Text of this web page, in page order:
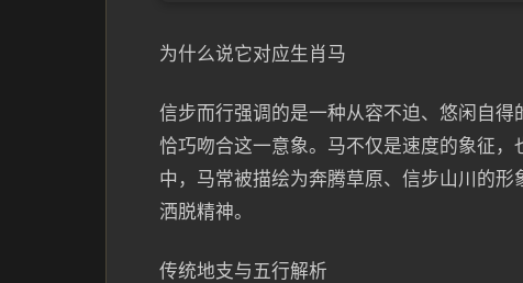
为什么说它对应生肖马
信步而行强调的是一种从容不迫、悠闲自得
恰巧吻合这一意象。马不仅是速度的象征
中，马常被描绘为奔腾草原、信步山川的
洒脱精神。
传统地支与五行解析